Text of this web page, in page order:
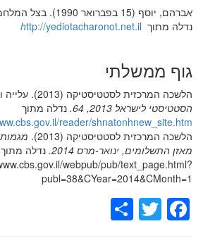
אברהם, יוסף (15 בפברואר 1990). בצל המלחמה.
נדלה מתוך
http://yediotacharonot.net.il
גוף ממשלתי
הלשכה המרכזית לסטטיסטיקה (2013). עלייה
הסטטיסטי לישראל 2013, 64.
נדלה מתוך
reader/shnatonhnew_site.htm
הלשכה המרכזית לסטטיסטיקה (2013).
מאזן התשלומים, ינואר-מרס 2014.
נדלה מתוך
webpub/pub/text_page.html?
publ=38&CYear=2014&CMonth=1
Facebook
Twitter